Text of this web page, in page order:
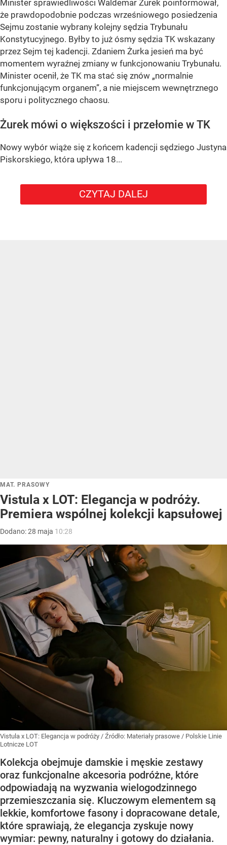
Minister sprawiedliwości Waldemar Żurek poinformował,
że prawdopodobnie podczas wrześniowego posiedzenia
Sejmu zostanie wybrany kolejny sędzia Trybunału
Konstytucyjnego. Byłby to już ósmy sędzia TK wskazany
przez Sejm tej kadencji. Zdaniem Żurka jesień ma być
momentem wyraźnej zmiany w funkcjonowaniu Trybunału.
Minister ocenił, że TK ma stać się znów „normalnie
funkcjonującym organem”, a nie miejscem wewnętrznego
sporu i politycznego chaosu.
Żurek mówi o większości i przełomie w TK
Nowy wybór wiąże się z końcem kadencji sędziego Justyna
Piskorskiego, która upływa 18...
CZYTAJ DALEJ
MAT. PRASOWY
Vistula x LOT: Elegancja w podróży.
Premiera wspólnej kolekcji kapsułowej
Dodano:28 maja 10:28
Vistula x LOT: Elegancja w podróży / Źródło: Materiały prasowe / Polskie Linie
Lotnicze LOT
Kolekcja obejmuje damskie i męskie zestawy
oraz funkcjonalne akcesoria podróżne, które
odpowiadają na wyzwania wielogodzinnego
przemieszczania się. Kluczowym elementem są
lekkie, komfortowe fasony i dopracowane detale,
które sprawiają, że elegancja zyskuje nowy
wymiar: pewny, naturalny i gotowy do działania.